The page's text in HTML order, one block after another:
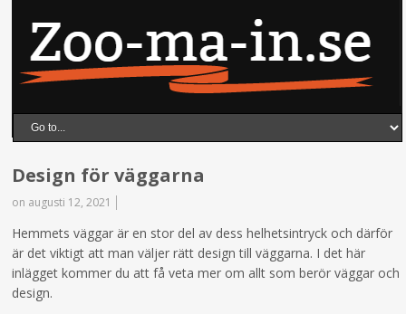
Design för väggarna
on augusti 12, 2021
Hemmets väggar är en stor del av dess helhetsintryck och därför
är det viktigt att man väljer rätt design till väggarna. I det här
inlägget kommer du att få veta mer om allt som berör väggar och
design.